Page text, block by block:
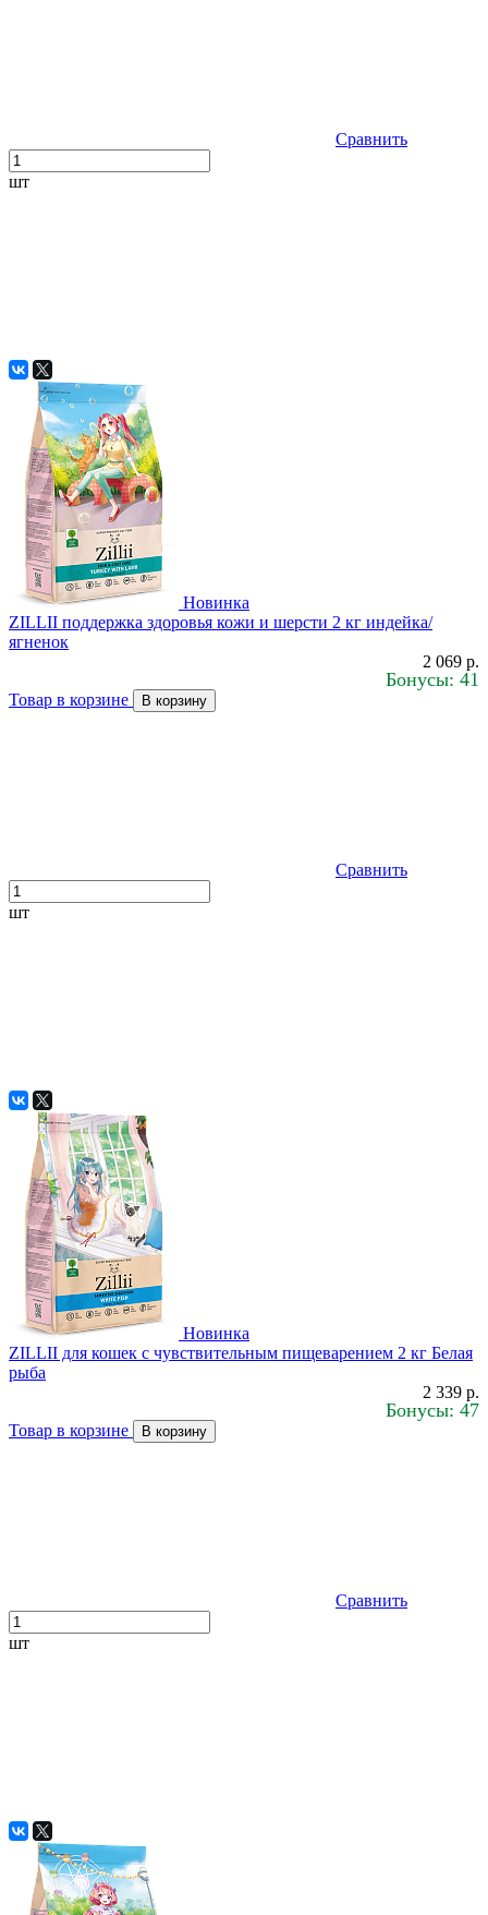
Сравнить
шт
Новинка
ZILLII поддержка здоровья кожи и шерсти 2 кг индейка/
ягненок
2 069 р.
Бонусы: 41
Товар в корзине В корзину
Сравнить
шт
Новинка
ZILLII для кошек с чувствительным пищеварением 2 кг Белая
рыба
2 339 р.
Бонусы: 47
Товар в корзине В корзину
Сравнить
шт